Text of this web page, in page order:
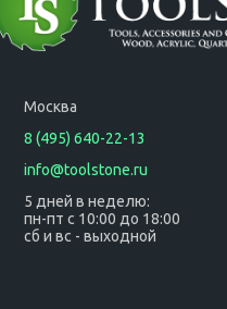
Москва
8 (495) 640-22-13
info@toolstone.ru
5 дней в неделю:
пн-пт с 10:00 до 18:00
сб и вс - выходной